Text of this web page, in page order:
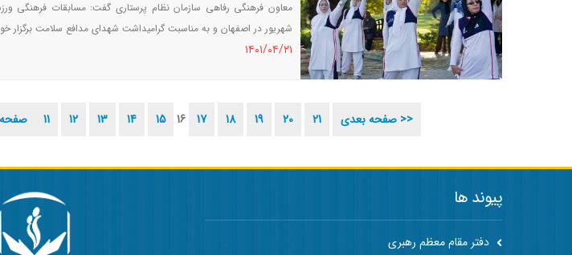
شهریور در اصفهان و به مناسبت گرامیداشت شهدای مدافع سلامت برگزار
١٤٠١/٠٤/٢١
<< 11 12 13 14 15 16 17 18 19 20 21 صفحه بعدی >>
پیوند ها
دفتر مقام معظم رهبری